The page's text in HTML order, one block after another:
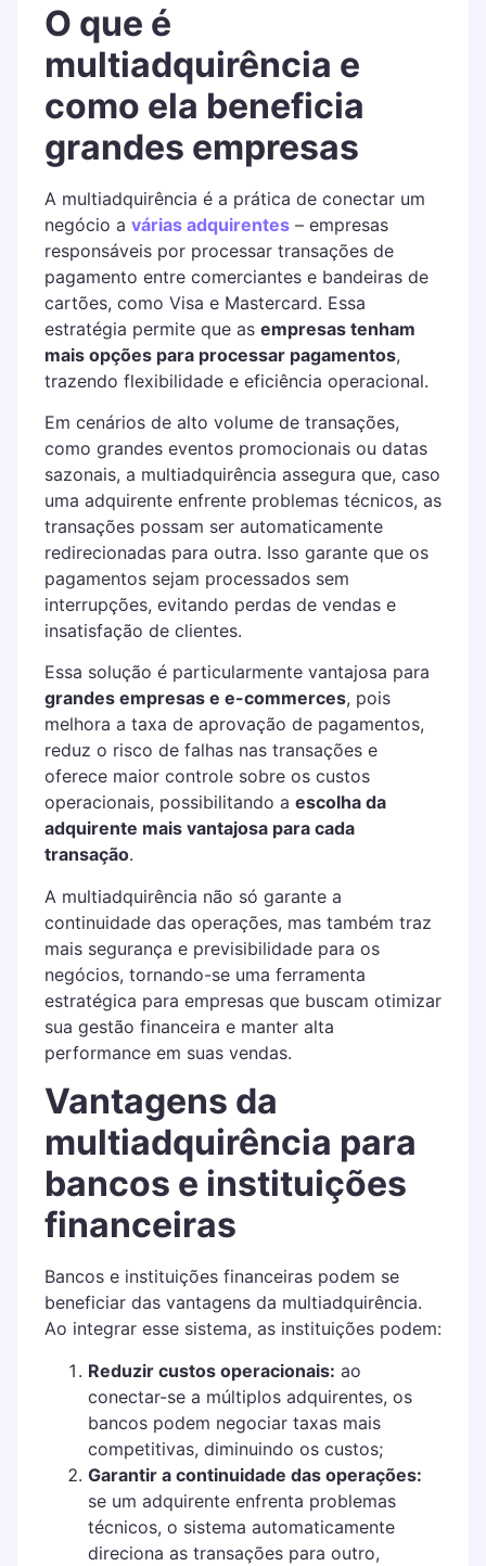
O que é
multiadquirência e
como ela beneficia
grandes empresas
A multiadquirência é a prática de conectar um
negócio a várias adquirentes– empresas
responsáveis por processar transações de
pagamento entre comerciantes e bandeiras de
cartões, como Visa e Mastercard. Essa
estratégia permite que as empresas tenham
mais opções para processar pagamentos,
trazendo flexibilidade e eficiência operacional.
Em cenários de alto volume de transações,
como grandes eventos promocionais ou datas
sazonais, a multiadquirência assegura que, caso
uma adquirente enfrente problemas técnicos, as
transações possam ser automaticamente
redirecionadas para outra. Isso garante que os
pagamentos sejam processados sem
interrupções, evitando perdas de vendas e
insatisfação de clientes.
Essa solução é particularmente vantajosa para
grandes empresas e e-commerces, pois
melhora a taxa de aprovação de pagamentos,
reduz o risco de falhas nas transações e
oferece maior controle sobre os custos
operacionais, possibilitando a escolha da
adquirente mais vantajosa para cada
transação.
A multiadquirência não só garante a
continuidade das operações, mas também traz
mais segurança e previsibilidade para os
negócios, tornando-se uma ferramenta
estratégica para empresas que buscam otimizar
sua gestão financeira e manter alta
performance em suas vendas.
Vantagens da
multiadquirência para
bancos e instituições
financeiras
Bancos e instituições financeiras podem se
beneficiar das vantagens da multiadquirência.
Ao integrar esse sistema, as instituições podem:
Reduzir custos operacionais: ao
conectar-se a múltiplos adquirentes, os
bancos podem negociar taxas mais
competitivas, diminuindo os custos;
Garantir a continuidade das operações:
se um adquirente enfrenta problemas
técnicos, o sistema automaticamente
direciona as transações para outro,